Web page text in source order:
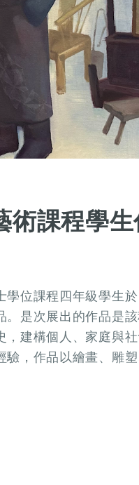
術課程學
位課程四年級學生
是次展出的作品是
建構個人、家庭與
，作品以繪畫、雕